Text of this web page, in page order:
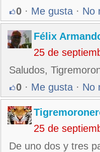
0 · Me gusta · No
Félix
25 de
Saludos,
0 · Me gusta · No
25 de
De uno dos y tres